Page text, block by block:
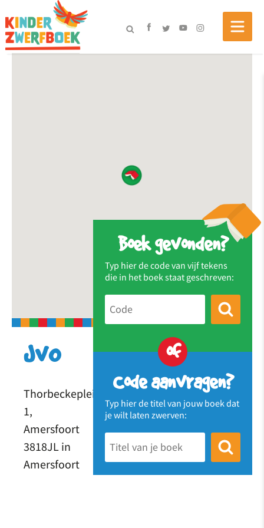
Boek gevonden?
Typ hier de code van vijf tekens
die in het boek staat geschreven:
of
Code aanvragen?
Typ hier de titel van jouw boek dat
je wilt laten zwerven:
JvO
Thorbeckeplein
1,
Amersfoort
3818JL in
Amersfoort